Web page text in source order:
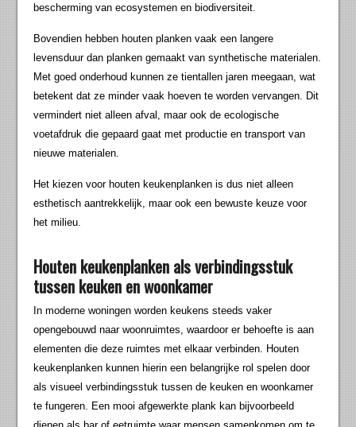
bescherming van ecosystemen en biodiversiteit.
Bovendien hebben houten planken vaak een langere
levensduur dan planken gemaakt van synthetische materialen.
Met goed onderhoud kunnen ze tientallen jaren meegaan, wat
betekent dat ze minder vaak hoeven te worden vervangen. Dit
vermindert niet alleen afval, maar ook de ecologische
voetafdruk die gepaard gaat met productie en transport van
nieuwe materialen.
Het kiezen voor houten keukenplanken is dus niet alleen
esthetisch aantrekkelijk, maar ook een bewuste keuze voor
het milieu.
Houten keukenplanken als verbindingsstuk
tussen keuken en woonkamer
In moderne woningen worden keukens steeds vaker
opengebouwd naar woonruimtes, waardoor er behoefte is aan
elementen die deze ruimtes met elkaar verbinden. Houten
keukenplanken kunnen hierin een belangrijke rol spelen door
als visueel verbindingsstuk tussen de keuken en woonkamer
te fungeren. Een mooi afgewerkte plank kan bijvoorbeeld